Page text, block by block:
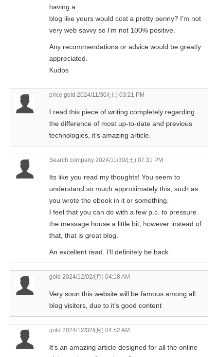
having a
blog like yours would cost a pretty penny? I’m not
very web savvy so I’m not 100% positive.
Any recommendations or advice would be greatly
appreciated.
Kudos
price gold 2024/11/30/(土) 03:21 PM
I read this piece of writing completely regarding
the difference of most up-to-date and previous
technologies, it’s amazing article.
Search company 2024/11/30/(土) 07:31 PM
Its like you read my thoughts! You seem to
understand so much approximately this, such as
you wrote the ebook in it or something.
I feel that you can do with a few p.c. to pressure
the message house a little bit, however instead of
that, that is great blog.
An excellent read. I’ll definitely be back.
gold 2024/12/02/(月) 04:18 AM
Very soon this website will be famous among all
blog visitors, due to it’s good content
gold 2024/12/02/(月) 04:52 AM
It’s an amazing article designed for all the online